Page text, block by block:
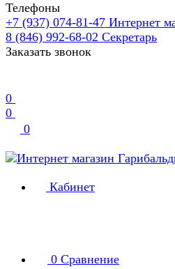
Телефоны
+7 (937) 074-81-47 Интернет
8 (846) 992-68-02 Секретарь
Заказать звонок
0
0
0
Кабинет
0 Сравнение